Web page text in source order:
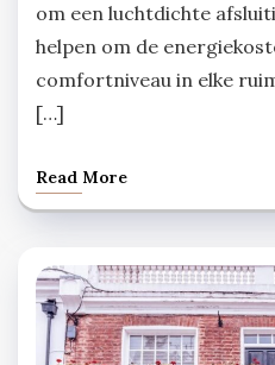
om een luchtdichte
helpen om de
comfortniveau in elke
[…]
Read More